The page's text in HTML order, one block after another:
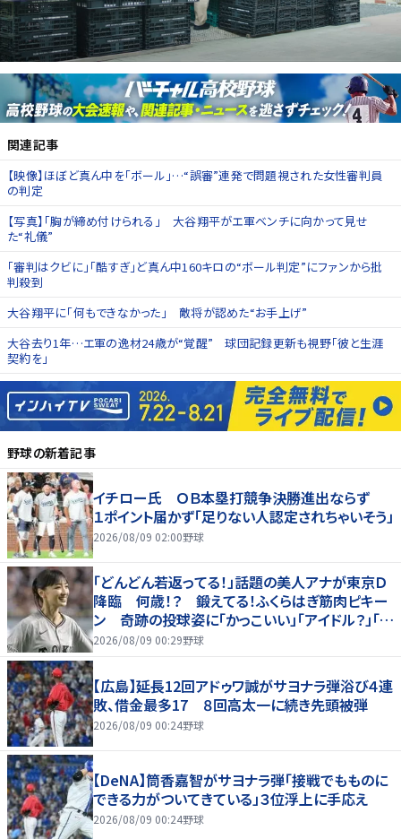
関連記事
【映像】ほぼど真ん中を「ボール」…“誤審”連発で問題視された女性審判員
の判定
【写真】「胸が締め付けられる」 大谷翔平がエ軍ベンチに向かって見せ
た“礼儀”
「審判はクビに」「酷すぎ」ど真ん中160キロの“ボール判定”にファンから批
判殺到
大谷翔平に「何もできなかった」 敵将が認めた“お手上げ”
大谷去り1年…エ軍の逸材24歳が“覚醒” 球団記録更新も視野「彼と生涯
契約を」
野球の新着記事
イチロー氏 ＯＢ本塁打競争決勝進出ならず
１ポイント届かず「足りない人認定されちゃいそう」
2026/08/09 02:00野球
「どんどん若返ってる！」話題の美人アナが東京Ｄ
降臨 何歳！？ 鍛えてる！ふくらはぎ筋肉ピキー
ン 奇跡の投球姿に「かっこいい」「アイドル？」「女
神」
2026/08/09 00:29野球
【広島】延長12回アドゥワ誠がサヨナラ弾浴び４連
敗、借金最多17 ８回高太一に続き先頭被弾
2026/08/09 00:24野球
【DeNA】筒香嘉智がサヨナラ弾「接戦でもものに
できる力がついてきている」３位浮上に手応え
2026/08/09 00:24野球